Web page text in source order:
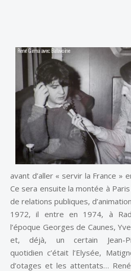
avant d’aller « servir la France »
Ce sera ensuite la montée à
de relations publiques,
1972, il entre en 1974, à
l’époque Georges de Caunes,
et, déjà, un certain Jean-
quotidien c’était l’Elysée,
d’otages et les attentats…